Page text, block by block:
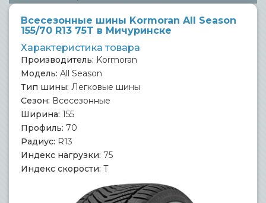
Всесезонные шины Kormoran All Season
155/70 R13 75T в Мичуринске
Характеристика товара
Производитель: Kormoran
Модель: All Season
Тип шины: Легковые шины
Сезон: Всесезонные
Ширина: 155
Профиль: 70
Радиус: R13
Индекс нагрузки: 75
Индекс скорости: T